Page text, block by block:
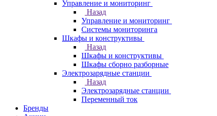
Управление и мониторинг
Назад
Управление и мониторинг
Системы мониторинга
Шкафы и конструктивы
Назад
Шкафы и конструктивы
Шкафы сборно разборные
Электрозарядные станции
Назад
Электрозарядные станции
Переменный ток
Бренды